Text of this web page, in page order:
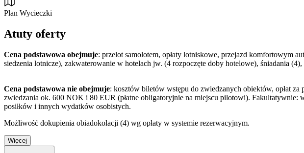
Plan Wycieczki
Atuty oferty
Cena podstawowa obejmuje: przelot samolotem, opłaty lotniskowe, przejazd komfortowym
siedzenia lotnicze), zakwaterowanie w hotelach jw. (4 rozpoczęte doby hotelowe), śniadania
Cena podstawowa nie obejmuje: kosztów biletów wstępu do zwiedzanych obiektów, opłat
zwiedzania ok. 600 NOK i 80 EUR (płatne obligatoryjnie na miejscu pilotowi).
posiłków i innych wydatków osobistych.
Możliwość dokupienia obiadokolacji (4) wg opłaty w systemie rezerwacyjnym.
Więcej